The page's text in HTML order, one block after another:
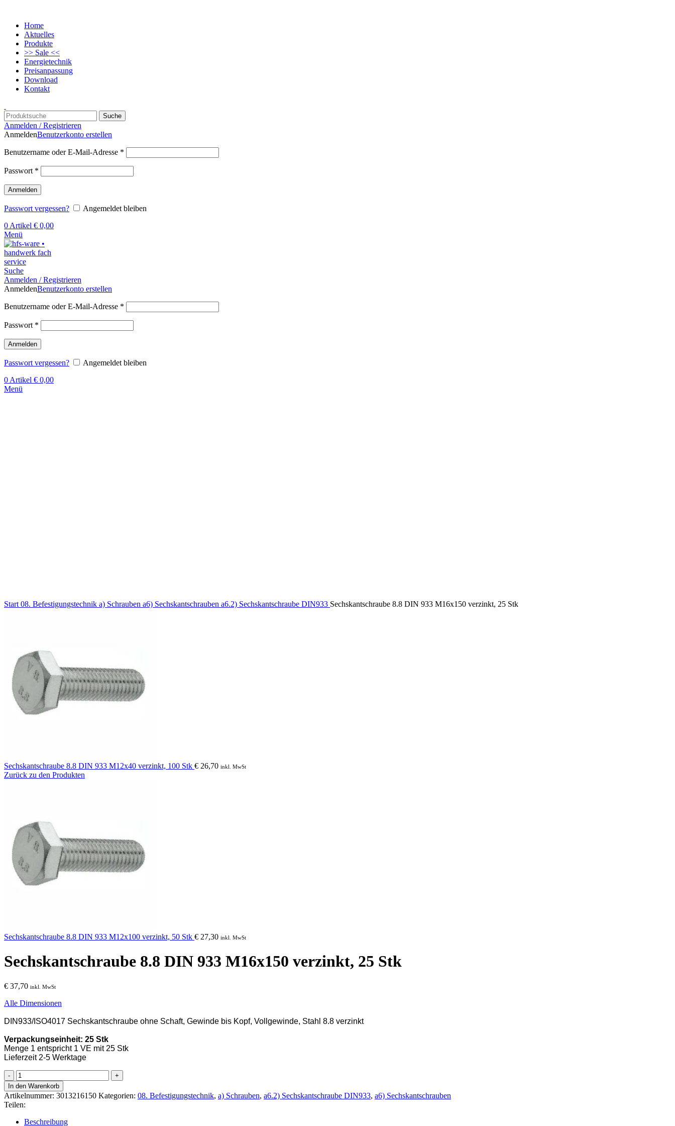
Home
Aktuelles
Produkte
>> Sale <<
Energietechnik
Preisanpassung
Download
Kontakt
Suche
Anmelden / Registrieren
AnmeldenBenutzerkonto erstellen
Benutzername oder E-Mail-Adresse *
Passwort *
Anmelden
Passwort vergessen?
Angemeldet bleiben
0 Artikel € 0,00
Menü
Suche
Anmelden / Registrieren
AnmeldenBenutzerkonto erstellen
Benutzername oder E-Mail-Adresse *
Passwort *
Anmelden
Passwort vergessen?
Angemeldet bleiben
0 Artikel € 0,00
Menü
Start 08. Befestigungstechnik a) Schrauben a6) Sechskantschrauben a6.2) Sechskantschraube DIN933 Sechskantschraube 8.8 DIN 933 M16x150 verzinkt, 25 Stk
Sechskantschraube 8.8 DIN 933 M12x40 verzinkt, 100 Stk € 26,70 inkl. MwSt
Zurück zu den Produkten
Sechskantschraube 8.8 DIN 933 M12x100 verzinkt, 50 Stk € 27,30 inkl. MwSt
Sechskantschraube 8.8 DIN 933 M16x150 verzinkt, 25 Stk
€ 37,70 inkl. MwSt
Alle Dimensionen
DIN933/ISO4017 Sechskantschraube ohne Schaft, Gewinde bis Kopf, Vollgewinde, Stahl 8.8 verzinkt
Verpackungseinheit: 25 Stk
Menge 1 entspricht 1 VE mit 25 Stk
Lieferzeit 2-5 Werktage
Sechskantschraube
8.8
DIN
933
M16x150
verzinkt,
In den Warenkorb
Artikelnummer: 3013216150 Kategorien: 08. Befestigungstechnik, a) Schrauben, a6.2) Sechskantschraube DIN933, a6) Sechskantschrauben
Teilen:
Beschreibung